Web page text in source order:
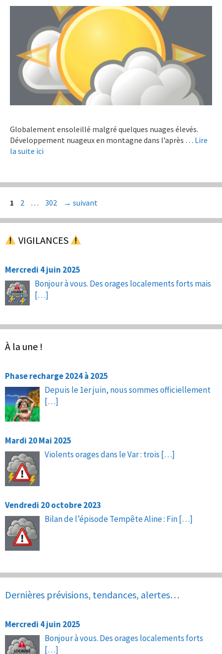
Globalement ensoleillé malgré quelques nuages élevés.
Développement nuageux en montagne dans l’après … Lire
la suite ici
Page
1 Page
2 … Page
302 → suivant
VIGILANCES
Mercredi 4 juin 2025
Bonjour à vous. Des orages localements forts mais
[…]
À la une !
Phase recharge 2024 à 2025
Depuis le 1er juin, nous sommes officiellement
[…]
Mardi 20 Mai 2025
Violents orages dans le Var : trois […]
Vendredi 20 octobre 2023
Bilan de l’épisode Tempête Aline : Fin[…]
Dernières prévisions, tendances, alertes…
Mercredi 4 juin 2025
Bonjour à vous. Des orages localements forts
[…]